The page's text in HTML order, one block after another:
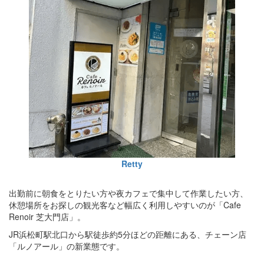
Retty
出勤前に朝食をとりたい方や夜カフェで集中して作業したい方、
休憩場所をお探しの観光客など幅広く利用しやすいのが「Cafe
Renoir 芝大門店」。
JR浜松町駅北口から駅徒歩約5分ほどの距離にある、チェーン店
「ルノアール」の新業態です。